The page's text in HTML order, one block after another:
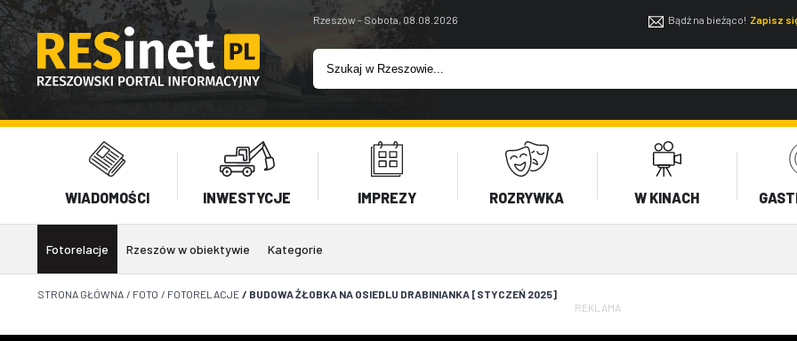
Rzeszów - Sobota, 08.08.2026 Bądź na bieżąco! Zapisz
WIADOMOŚCI INWESTYCJE IMPREZY ROZRYWKA W KINACH
Fotorelacje Rzeszów w obiektywie Kategorie
STRONA GŁÓWNA / FOTO / FOTORELACJE / BUDOWA ŻŁOBKA NA OSIEDLU DRABINIANKA [STYCZEŃ 2025]
REKLAMA